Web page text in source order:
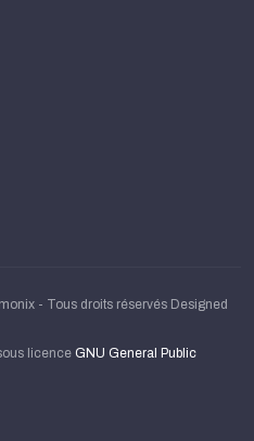
- Tous droits réservés Designed
licence GNU General Public